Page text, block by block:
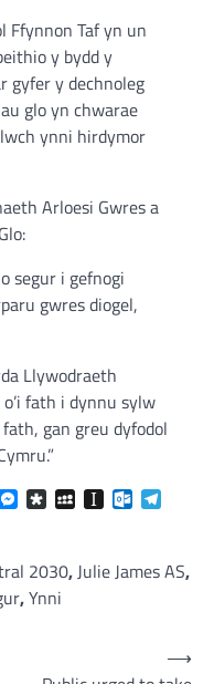
Ffynnon Taf yn un
y bydd y
gyfer y dechnoleg
glo yn chwarae
ynni hirdymor
Arloesi Gwres a
segur i gefnogi
gwres diogel,
Llywodraeth
fath i dynnu sylw
gan greu dyfodol
Messenger
DiasporaMySpaceInstapaper
2030,Julie James AS,
,Ynni
⟶